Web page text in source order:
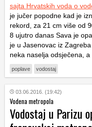
sajta Hrvatskih voda o
je jučer popodne kad je
rekord, za 21 cm više od
8 ujutro danas Sava je
je u Jasenovac iz
neka naselja odsječena,
poplave vodostaj
03.06.2016. (19:42)
Vodena metropola
Vodostaj u Parizu